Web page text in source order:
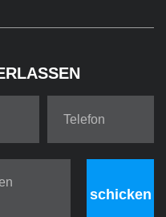
schicken